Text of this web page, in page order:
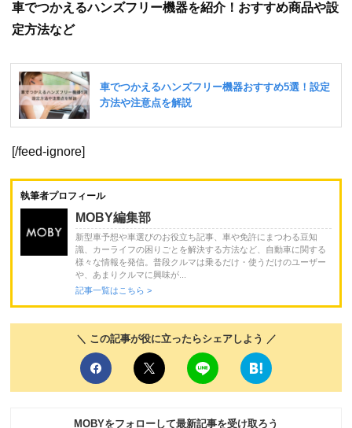
車でつかえるハンズフリー機器を紹介！おすすめ商品や設
定方法など
[/feed-ignore]
執筆者プロフィール
MOBY編集部
新型車予想や車選びのお役立ち記事、車や免許にまつわる豆知
識、カーライフの困りごとを解決する方法など、自動車に関する
様々な情報を発信。普段クルマは乗るだけ・使うだけのユーザー
や、あまりクルマに興味が...
記事一覧はこちら >
＼ この記事が役に立ったらシェアしよう ／
MOBYをフォローして最新記事を受け取ろう